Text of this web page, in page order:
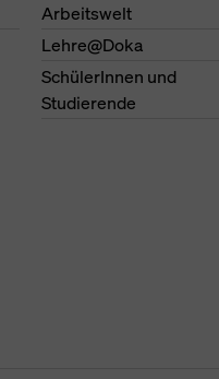
Arbeitswelt
Lehre@Doka
SchülerInnen und
Studierende